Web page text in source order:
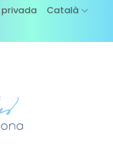
privada
Català